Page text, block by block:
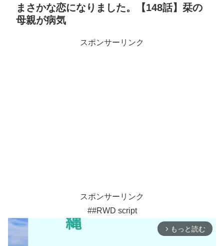
まさかな恋になりました。【148話】栞の
母親が病気
スポンサーリンク
スポンサーリンク
##RWD script
arrow_forward_ios もっと読む